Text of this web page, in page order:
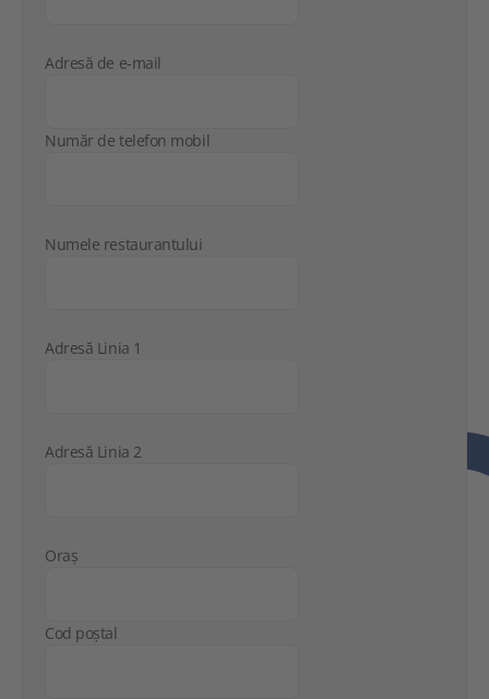
Adresă de e-mail
Număr de telefon mobil
Numele restaurantului
Adresă Linia 1
Adresă Linia 2
Oraș
Cod poștal